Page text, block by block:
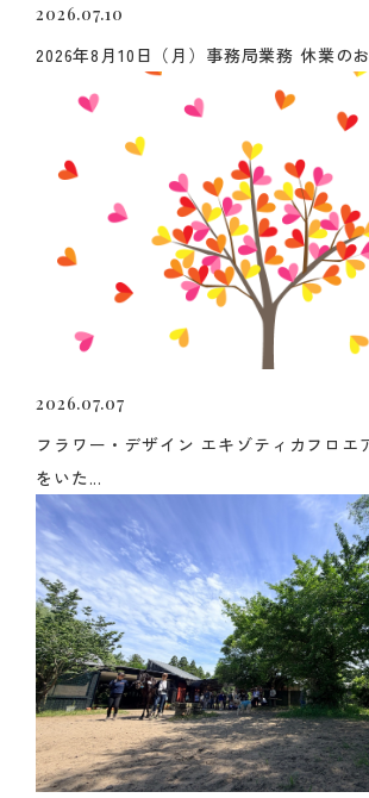
2026.07.10
2026年8月10日（月）事務局業務 休業の
2026.07.07
フラワー・デザイン エキゾティカフロエ
をいた...